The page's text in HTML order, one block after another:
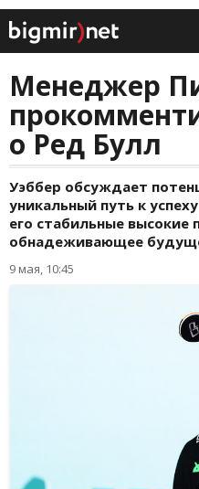
Менеджер
о Ред Булл
Уэббер обсуждает
уникальный путь к
его стабильные высокие
обнадеживающее
9 мая, 10:45